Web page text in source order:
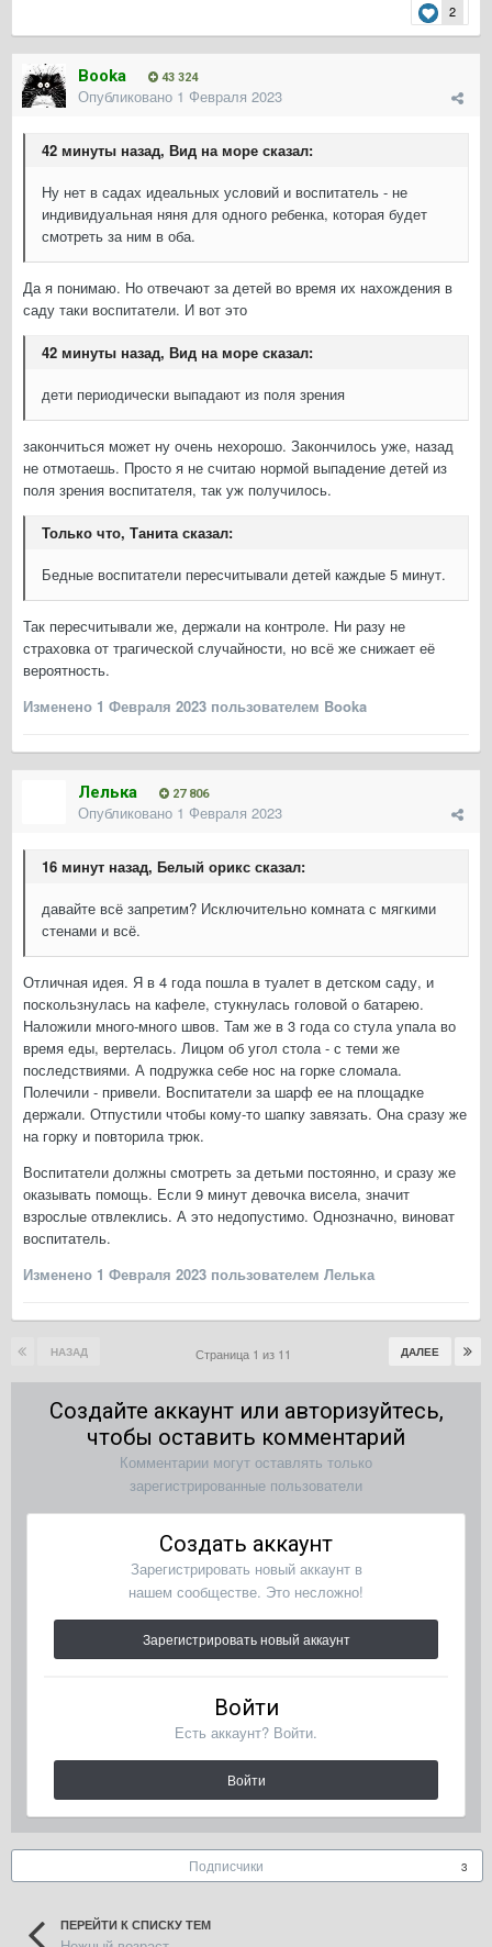
2
Booka 43 324
Опубликовано 1 Февраля 2023
42 минуты назад, Вид на море сказал:
Ну нет в садах идеальных условий и воспитатель - не
индивидуальная няня для одного ребенка, которая будет
смотреть за ним в оба.
Да я понимаю. Но отвечают за детей во время их нахождения в
саду таки воспитатели. И вот это
42 минуты назад, Вид на море сказал:
дети периодически выпадают из поля зрения
закончиться может ну очень нехорошо. Закончилось уже, назад
не отмотаешь. Просто я не считаю нормой выпадение детей из
поля зрения воспитателя, так уж получилось.
Только что, Танита сказал:
Бедные воспитатели пересчитывали детей каждые 5 минут.
Так пересчитывали же, держали на контроле. Ни разу не
страховка от трагической случайности, но всё же снижает её
вероятность.
Изменено 1 Февраля 2023 пользователем Booka
Лелька 27 806
Опубликовано 1 Февраля 2023
16 минут назад, Белый орикс сказал:
давайте всё запретим? Исключительно комната с мягкими
стенами и всё.
Отличная идея. Я в 4 года пошла в туалет в детском саду, и
поскользнулась на кафеле, стукнулась головой о батарею.
Наложили много-много швов. Там же в 3 года со стула упала во
время еды, вертелась. Лицом об угол стола - с теми же
последствиями. А подружка себе нос на горке сломала.
Полечили - привели. Воспитатели за шарф ее на площадке
держали. Отпустили чтобы кому-то шапку завязать. Она сразу же
на горку и повторила трюк.
Воспитатели должны смотреть за детьми постоянно, и сразу же
оказывать помощь. Если 9 минут девочка висела, значит
взрослые отвлеклись. А это недопустимо. Однозначно, виноват
воспитатель.
Изменено 1 Февраля 2023 пользователем Лелька
НАЗАД ДАЛЕЕ
Страница 1 из 11
Создайте аккаунт или авторизуйтесь,
чтобы оставить комментарий
Комментарии могут оставлять только
зарегистрированные пользователи
Создать аккаунт
Зарегистрировать новый аккаунт в
нашем сообществе. Это несложно!
Зарегистрировать новый аккаунт
Войти
Есть аккаунт? Войти.
Войти
Подписчики 3
ПЕРЕЙТИ К СПИСКУ ТЕМ